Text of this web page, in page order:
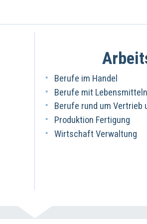
Berufe im Handel
Berufe mit Lebensmitteln
Berufe rund um Vertrieb
Produktion Fertigung
Wirtschaft Verwaltung